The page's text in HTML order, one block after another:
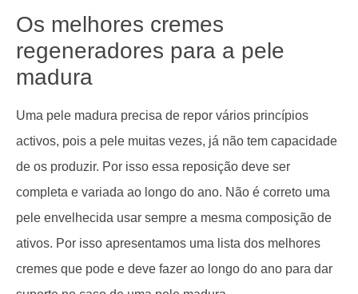
Os melhores cremes
regeneradores para a pele
madura
Uma pele madura precisa de repor vários princípios
activos, pois a pele muitas vezes, já não tem capacidade
de os produzir. Por isso essa reposição deve ser
completa e variada ao longo do ano. Não é correto uma
pele envelhecida usar sempre a mesma composição de
ativos. Por isso apresentamos uma lista dos melhores
cremes que pode e deve fazer ao longo do ano para dar